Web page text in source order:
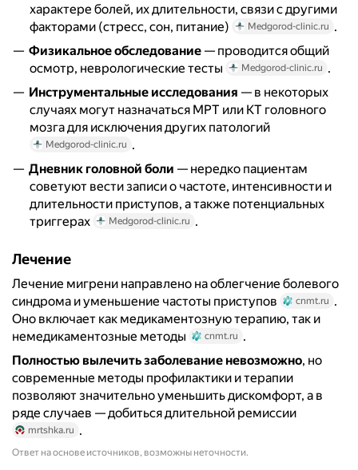
характере болей, их длительности, связи с другими
факторами (стресс, сон, питание)
Medgorod-clinic.ru .
Физикальное обследование — проводится общий
осмотр, неврологические тесты
Medgorod-clinic.ru .
Инструментальные исследования — в некоторых
случаях могут назначаться МРТ или КТ головного
мозга для исключения других патологий
Medgorod-clinic.ru .
Дневник головной боли — нередко пациентам
советуют вести записи о частоте, интенсивности и
длительности приступов, а также потенциальных
триггерах
Medgorod-clinic.ru .
Лечение
Лечение мигрени направлено на облегчение болевого
синдрома и уменьшение частоты приступов
cnmt.ru .
Оно включает как медикаментозную терапию, так и
немедикаментозные методы
cnmt.ru .
Полностью вылечить заболевание невозможно, но
современные методы профилактики и терапии
позволяют значительно уменьшить дискомфорт, а в
ряде случаев — добиться длительной ремиссии
mrtshka.ru .
Ответ на основе источников, возможны неточности.